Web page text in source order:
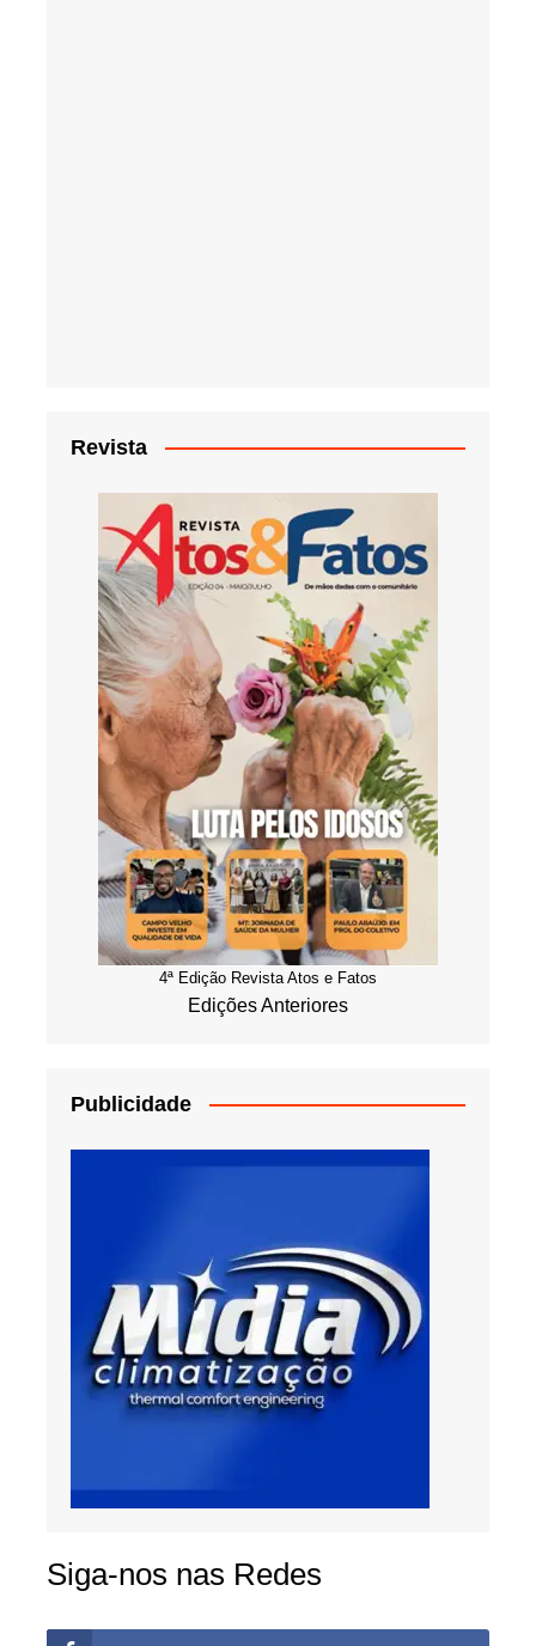
Revista
4ª Edição Revista Atos e Fatos
Edições Anteriores
Publicidade
Siga-nos nas Redes